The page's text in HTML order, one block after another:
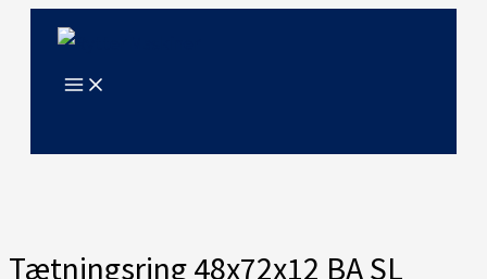
indholdet
Tætningsring 48x72x12 BA SL